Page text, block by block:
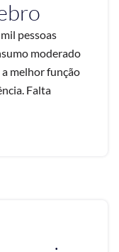
pessoas
moderado
melhor função
Falta